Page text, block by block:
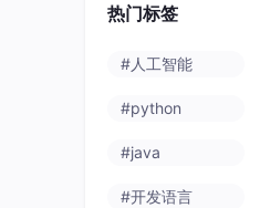
热门标签
#人工智能
#python
#java
#开发语言